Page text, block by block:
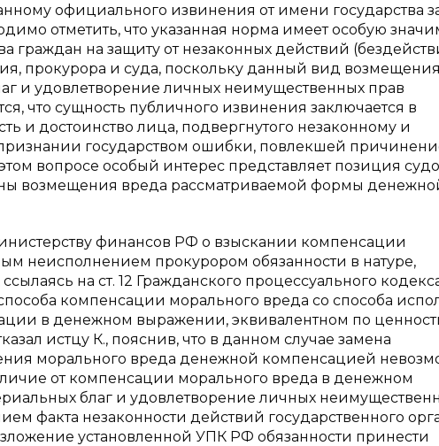
официального извинения от имени государства
отметить, что указанная норма имеет особую
граждан на защиту от незаконных действий
прокурора и суда, поскольку данный вид возмещения
и удовлетворение личных неимущественных прав
что сущность публичного извинения заключается в
и достоинство лица, подвергнутого незаконному и
государством ошибки, повлекшей
вопросе особый интерес представляет позиция
возмещения вреда рассматриваемой формы
финансов РФ о взыскании компенсации
неисполнением прокурором обязанности в натуре,
на ст. 12 Гражданского процессуального
компенсации морального вреда со способа
в денежном выражении, эквивалентном по
истцу К., пояснив, что в данном случае замена
морального вреда денежной компенсацией
от компенсации морального вреда в денежном
благ и удовлетворение личных
факта незаконности действий государственного
установленной УПК РФ обязанности принести